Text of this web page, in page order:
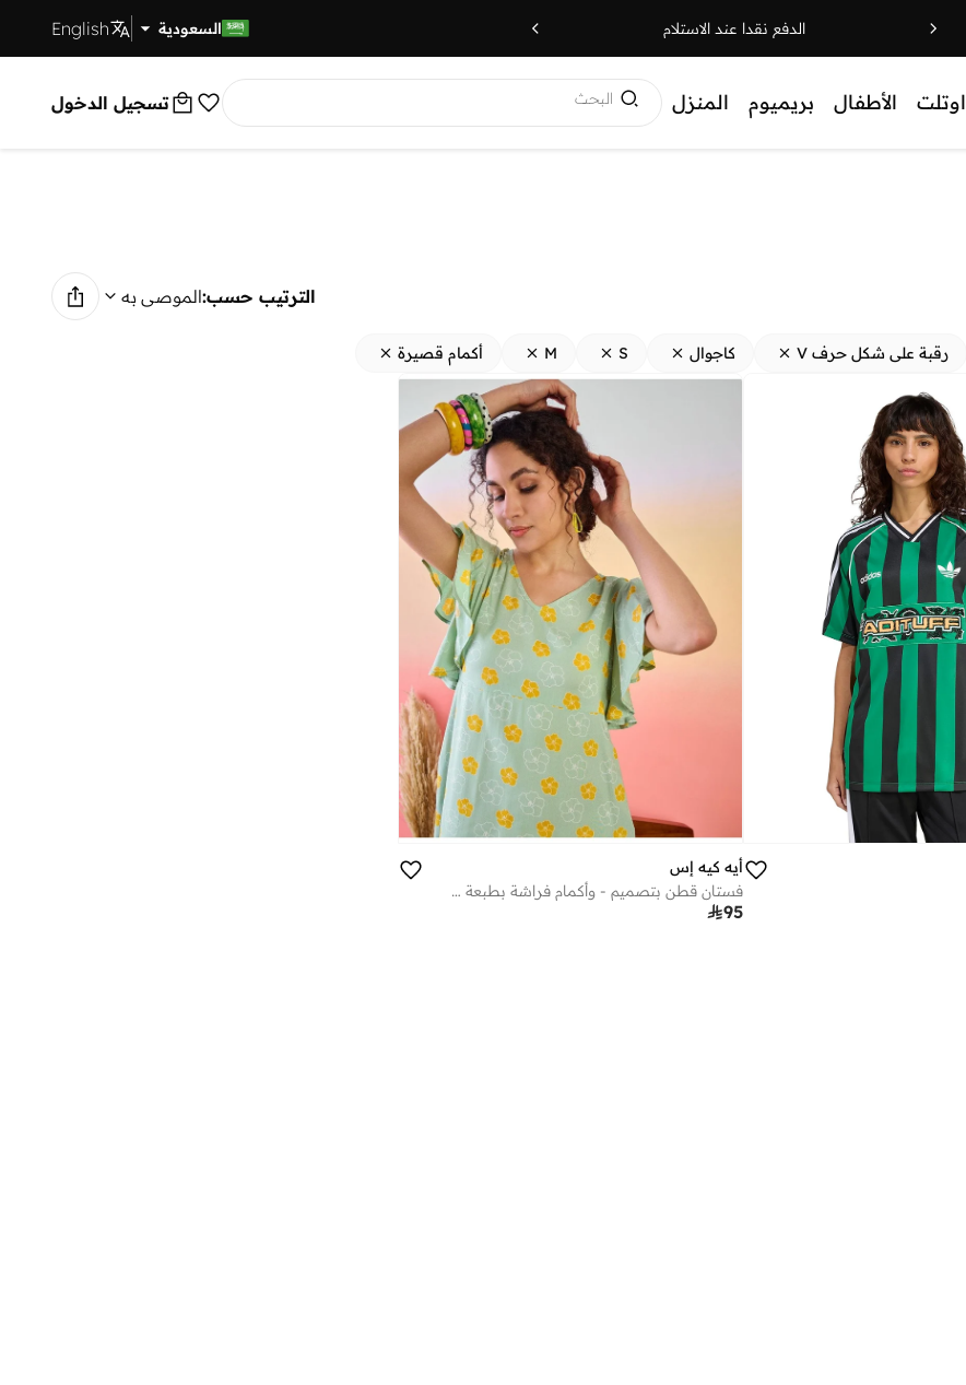
الدفع نقدا عند الاستلام توصيل سريع السعودية English
اوتلت الأطفال بريميوم المنزل البحث تسجيل الدخول
الترتيب حسب:الموصى به
رقبة على شكل حرف V كاجوال S
M أكمام قصيرة
أيه كيه إس
فستان قطن بتصميم - وأكمام فراشة بطبعة زهور
95